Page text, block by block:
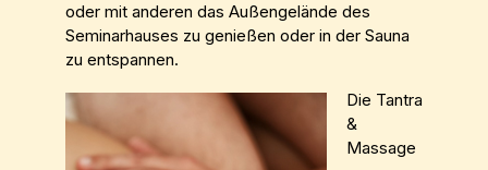
oder mit anderen das Außengelände des
Seminarhauses zu genießen oder in der Sauna
zu entspannen.
Die Tantra
&
Massage